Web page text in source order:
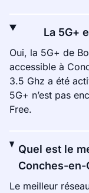
La 5G+
Oui, la 5G+ de
accessible à
3.5 Ghz a été
5G+ n’est pas
Free.
Quel est le
Conches-en-
Le meilleur